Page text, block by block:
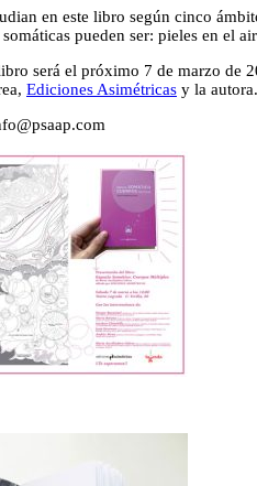
en este libro según cinco
somáticas pueden ser: pieles en
será el próximo 7 de marzo de
Ediciones Asimétricas y la autora.